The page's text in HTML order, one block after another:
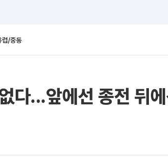
럽/중동
다...앞에선 종전 뒤